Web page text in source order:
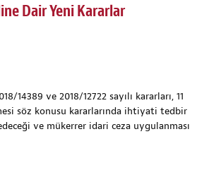
Dair Yeni Kararlar
ve 2018/12722 sayılı kararları, 11
söz konusu kararlarında ihtiyati tedbir
ve mükerrer idari ceza uygulanması